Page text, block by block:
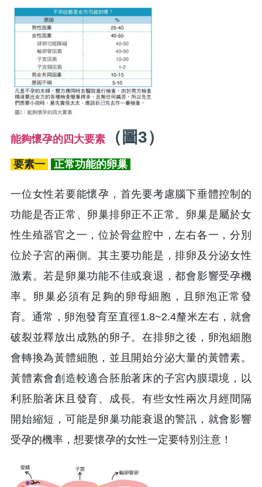
能夠懷孕的四大要素 （圖3）
要素一 正常功能的卵巢
一位女性若要能懷孕，首先要考慮腦下垂體控制的
功能是否正常、卵巢排卵正不正常。卵巢是屬於女
性生殖器官之一，位於骨盆腔中，左右各一，分別
位於子宮的兩側。其主要功能是，排卵及分泌女性
激素。若是卵巢功能不佳或衰退，都會影響受孕機
率。卵巢必須有足夠的卵母細胞，且卵泡正常發
育。通常，卵泡發育至直徑1.8~2.4釐米左右，就會
破裂並釋放出成熟的卵子。在排卵之後，卵泡細胞
會轉換為黃體細胞，並且開始分泌大量的黃體素。
黃體素會創造較適合胚胎著床的子宮內膜環境，以
利胚胎著床且發育、成長。有些女性兩次月經間隔
開始縮短，可能是卵巢功能衰退的警訊，就會影響
受孕的機率，想要懷孕的女性一定要特別注意！